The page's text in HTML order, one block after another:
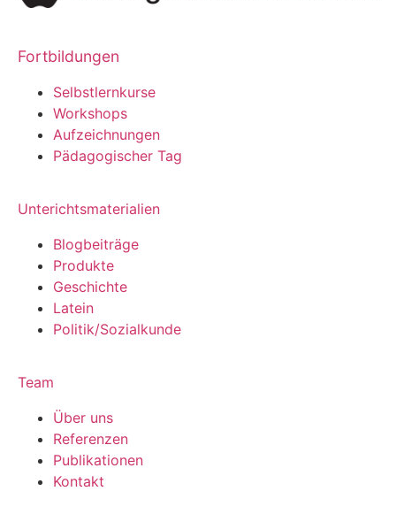
Fortbildungen
Selbstlernkurse
Workshops
Aufzeichnungen
Pädagogischer Tag
Unterichtsmaterialien
Blogbeiträge
Produkte
Geschichte
Latein
Politik/Sozialkunde
Team
Über uns
Referenzen
Publikationen
Kontakt